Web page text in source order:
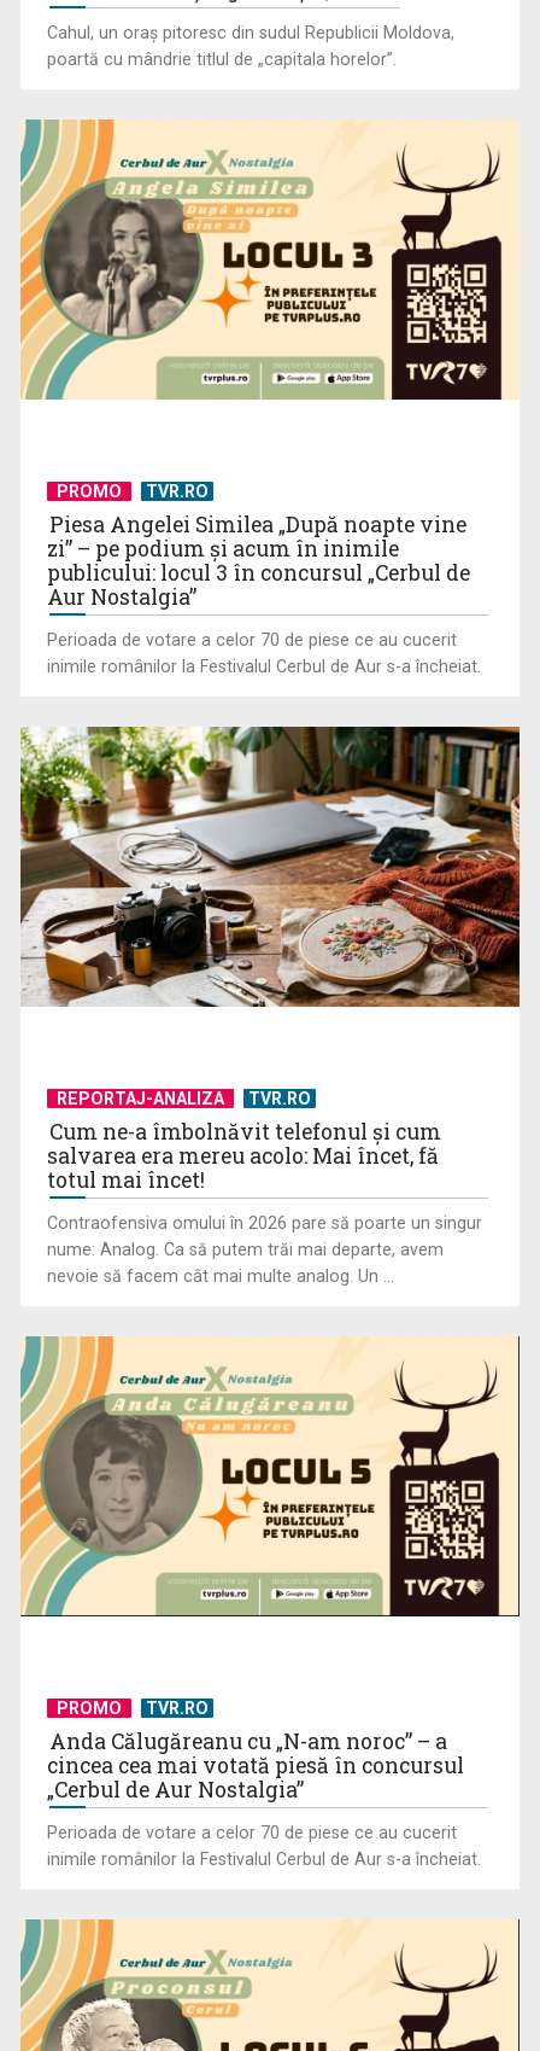
finalele AXERIA Open ...
TVR Sport transmite în direct semifinalele și finalele
Campionatelor ...
Prima câştigătoare a trofeului „Vedeta populară” şi-a
aniversat la TVR ...
Întâlnire cu jazz-ul autohton, la TVR Cultural: „Contemporan
în România”, un ...
Cahul, un oraș pitoresc din sudul Republicii Moldova,
poartă cu mândrie titlul de „capitala horelor”.
PROMO TVR.RO
Piesa Angelei Similea „După noapte vine
zi” – pe podium şi acum în inimile
publicului: locul 3 în concursul „Cerbul de
Aur Nostalgia”
Perioada de votare a celor 70 de piese ce au cucerit
inimile românilor la Festivalul Cerbul de Aur s-a încheiat.
REPORTAJ-ANALIZA TVR.RO
Cum ne-a îmbolnăvit telefonul și cum
salvarea era mereu acolo: Mai încet, fă
totul mai încet!
Contraofensiva omului în 2026 pare să poarte un singur
nume: Analog. Ca să putem trăi mai departe, avem
nevoie să facem cât mai multe analog. Un ...
PROMO TVR.RO
Anda Călugăreanu cu „N-am noroc” – a
cincea cea mai votată piesă în concursul
„Cerbul de Aur Nostalgia”
Perioada de votare a celor 70 de piese ce au cucerit
inimile românilor la Festivalul Cerbul de Aur s-a încheiat.